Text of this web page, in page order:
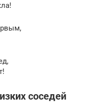
соседей